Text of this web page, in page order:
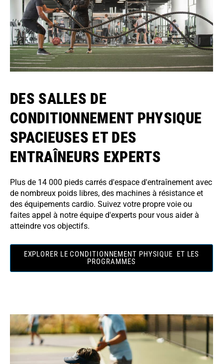
DES SALLES DE
CONDITIONNEMENT PHYSIQUE
SPACIEUSES ET DES
ENTRAÎNEURS EXPERTS
Plus de 14 000 pieds carrés d'espace d'entraînement avec
de nombreux poids libres, des machines à résistance et
des équipements cardio. Suivez votre propre voie ou
faites appel à notre équipe d'experts pour vous aider à
atteindre vos objectifs.
EXPLORER LE CONDITIONNEMENT PHYSIQUE ET LES
PROGRAMMES